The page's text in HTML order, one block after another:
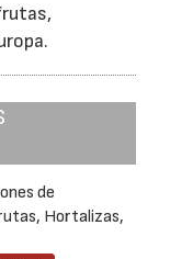
de
Hortalizas,